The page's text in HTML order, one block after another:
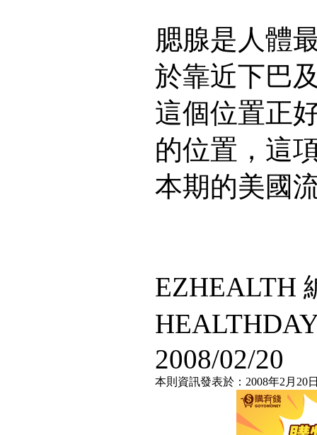
腮腺是人體
於靠近下巴
這個位置正
的位置，這
本期的美國
EZHEALTH
2008/02/20
本則資訊發表於：2008年2月20